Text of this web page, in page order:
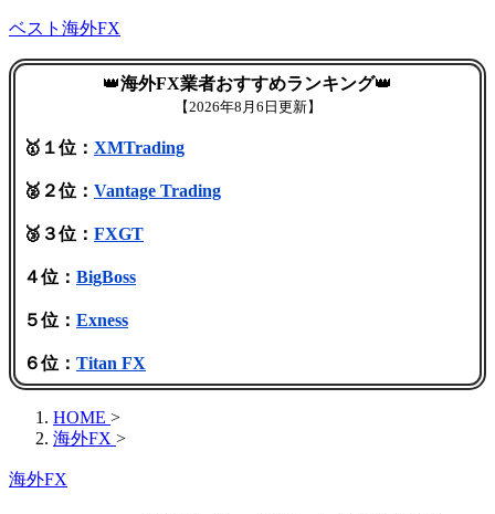
ベスト海外FX
👑海外FX業者おすすめランキング👑
【2026年8月6日更新】
🥇１位： XMTrading
🥈２位： Vantage Trading
🥉３位： FXGT
４位： BigBoss
５位： Exness
６位： Titan FX
HOME >
海外FX >
海外FX